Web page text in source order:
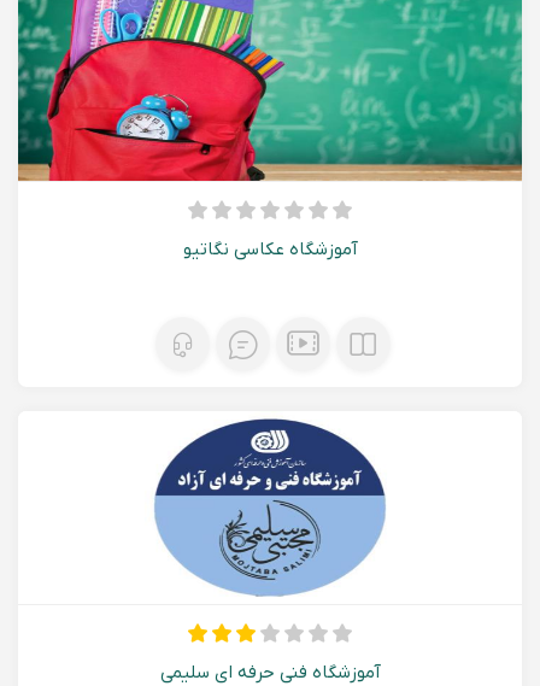
آموزشگاه عکاسی نگاتیو
آموزشگاه فنی حرفه ای سلیمی